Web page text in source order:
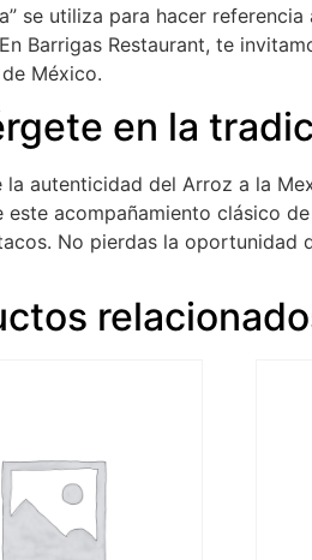
se utiliza para hacer
Barrigas Restaurant, te
México.
en la
la autenticidad del Arroz a la
este acompañamiento clásico
No pierdas la oportunidad